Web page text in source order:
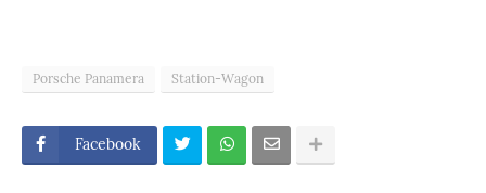
Porsche Panamera Station-Wagon
Facebook